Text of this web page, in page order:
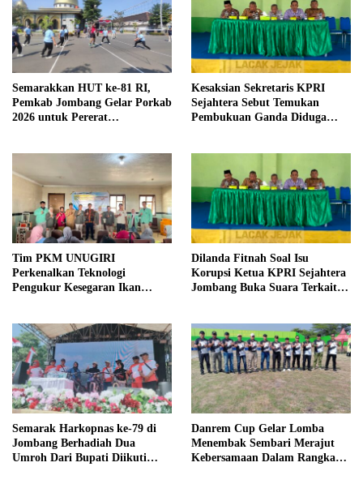
Semarakkan HUT ke-81 RI,
Pemkab Jombang Gelar Porkab
2026 untuk Pererat
Kesaksian Sekretaris KPRI
Sejahtera Sebut Temukan
Pembukuan Ganda Diduga
Tim PKM UNUGIRI
Perkenalkan Teknologi
Pengukur Kesegaran Ikan
Dilanda Fitnah Soal Isu
Korupsi Ketua KPRI Sejahtera
Jombang Buka Suara Terkait
Semarak Harkopnas ke-79 di
Jombang Berhadiah Dua
Umroh Dari Bupati Diikuti
Danrem Cup Gelar Lomba
Menembak Sembari Merajut
Kebersamaan Dalam Rangka